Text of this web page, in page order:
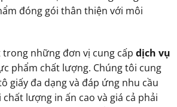
đóng gói thân thiện với môi
trong những đơn vị cung cấp dịch vụ
phẩm chất lượng. Chúng tôi cung
giấy đa dạng và đáp ứng nhu cầu
lượng in ấn cao và giá cả phải